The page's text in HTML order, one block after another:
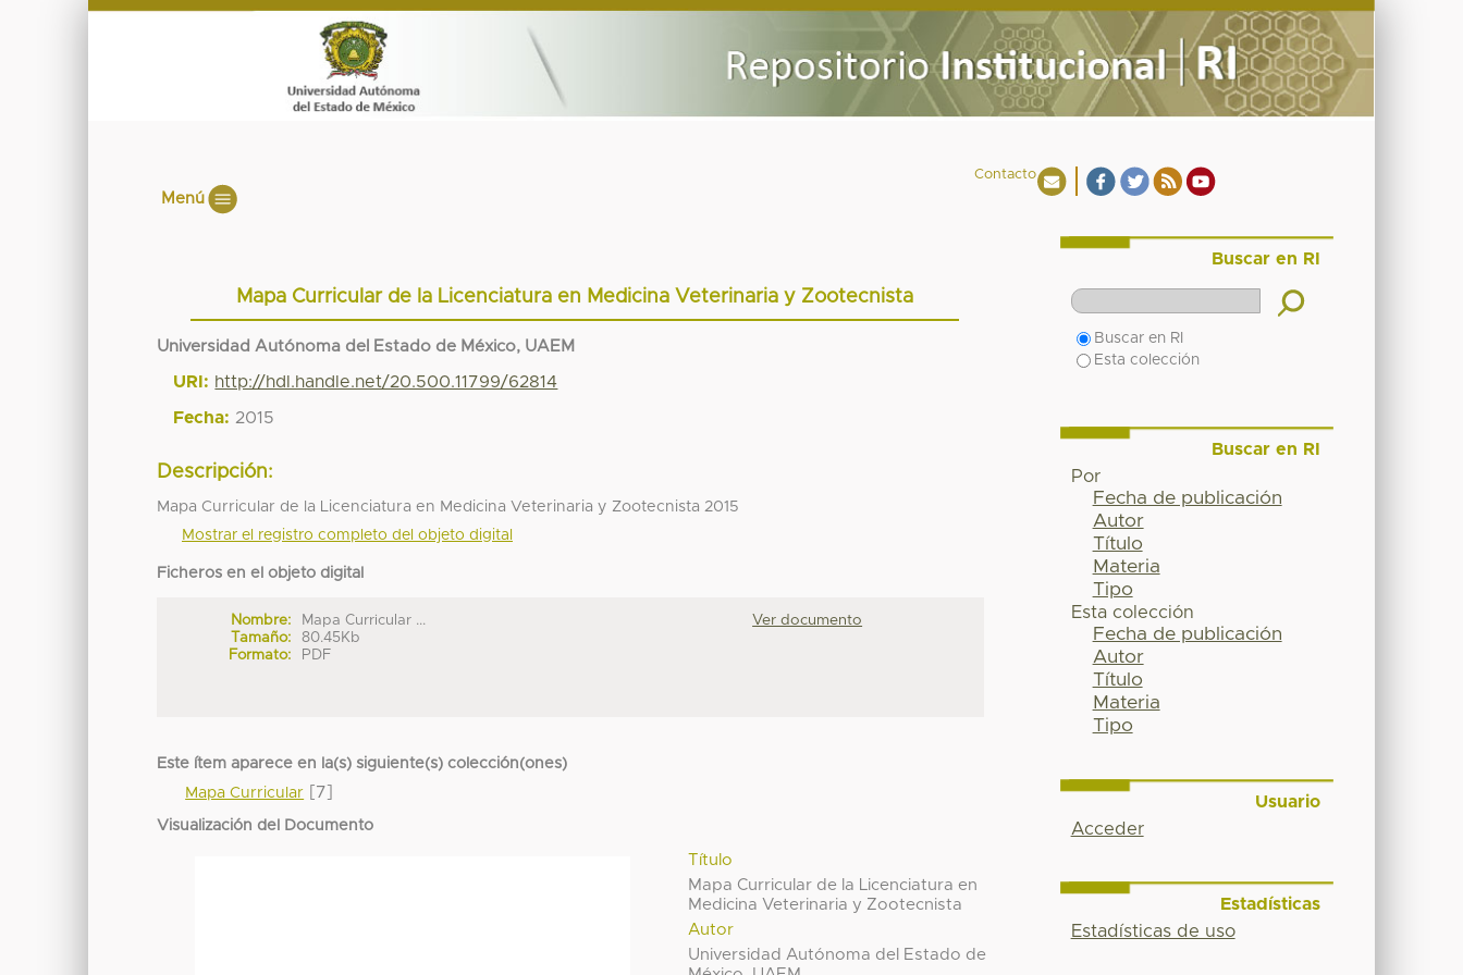
Contacto
Menú
Mapa Curricular de la Licenciatura en Medicina Veterinaria y Zootecnista
Universidad Autónoma del Estado de México, UAEM
URI: http://hdl.handle.net/20.500.11799/62814
Fecha: 2015
Descripción:
Mapa Curricular de la Licenciatura en Medicina Veterinaria y Zootecnista 2015
Mostrar el registro completo del objeto digital
Ficheros en el objeto digital
Nombre:
Mapa Curricular ...
Tamaño:
80.45Kb
Formato:
PDF
Ver documento
Este ítem aparece en la(s) siguiente(s) colección(ones)
Mapa Curricular [7]
Visualización del Documento
Título
Mapa Curricular de la Licenciatura en
Medicina Veterinaria y Zootecnista
Autor
Universidad Autónoma del Estado de
Buscar en RI
Buscar en RI
Esta colección
Buscar en RI
Por
Fecha de publicación
Autor
Título
Materia
Tipo
Esta colección
Fecha de publicación
Autor
Título
Materia
Tipo
Usuario
Acceder
Estadísticas
Estadísticas de uso